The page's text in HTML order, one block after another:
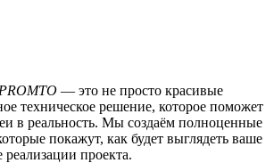
— это не просто красивые
техническое решение, которое поможет
в реальность. Мы создаём полноценные
покажут, как будет выглядеть ваше
реализации проекта.